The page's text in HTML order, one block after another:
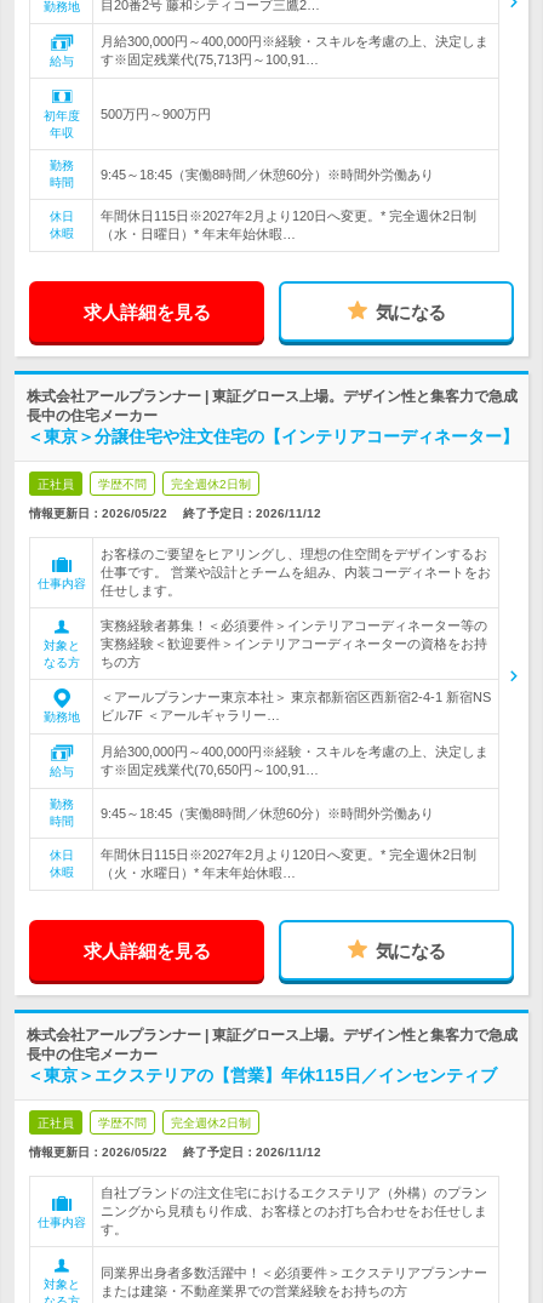
勤務地
目20番2号 藤和シティコープ三鷹2…
給与
月給300,000円～400,000円※経験・スキルを考慮の上、決定しま
す※固定残業代(75,713円～100,91…
初年度
年収
500万円～900万円
勤務
時間
9:45～18:45（実働8時間／休憩60分）※時間外労働あり
休日
休暇
年間休日115日※2027年2月より120日へ変更。* 完全週休2日制
（水・日曜日）* 年末年始休暇…
求人詳細を見る 気になる
株式会社アールプランナー | 東証グロース上場。デザイン性と集客力で急成
長中の住宅メーカー
＜東京＞分譲住宅や注文住宅の【インテリアコーディネーター】
正社員 学歴不問 完全週休2日制
情報更新日：2026/05/22 終了予定日： 2026/11/12
仕事内容
お客様のご要望をヒアリングし、理想の住空間をデザインするお
仕事です。 営業や設計とチームを組み、内装コーディネートをお
任せします。
対象と
なる方
実務経験者募集！＜必須要件＞インテリアコーディネーター等の
実務経験＜歓迎要件＞インテリアコーディネーターの資格をお持
ちの方
勤務地
＜アールプランナー東京本社＞ 東京都新宿区西新宿2-4-1 新宿NS
ビル7F ＜アールギャラリー…
給与
月給300,000円～400,000円※経験・スキルを考慮の上、決定しま
す※固定残業代(70,650円～100,91…
勤務
時間
9:45～18:45（実働8時間／休憩60分）※時間外労働あり
休日
休暇
年間休日115日※2027年2月より120日へ変更。* 完全週休2日制
（火・水曜日）* 年末年始休暇…
求人詳細を見る 気になる
株式会社アールプランナー | 東証グロース上場。デザイン性と集客力で急成
長中の住宅メーカー
＜東京＞エクステリアの【営業】年休115日／インセンティブ
正社員 学歴不問 完全週休2日制
情報更新日：2026/05/22 終了予定日： 2026/11/12
仕事内容
自社ブランドの注文住宅におけるエクステリア（外構）のプラン
ニングから見積もり作成、お客様とのお打ち合わせをお任せしま
す。
対象と
同業界出身者多数活躍中！＜必須要件＞エクステリアプランナー
または建築・不動産業界での営業経験をお持ちの方